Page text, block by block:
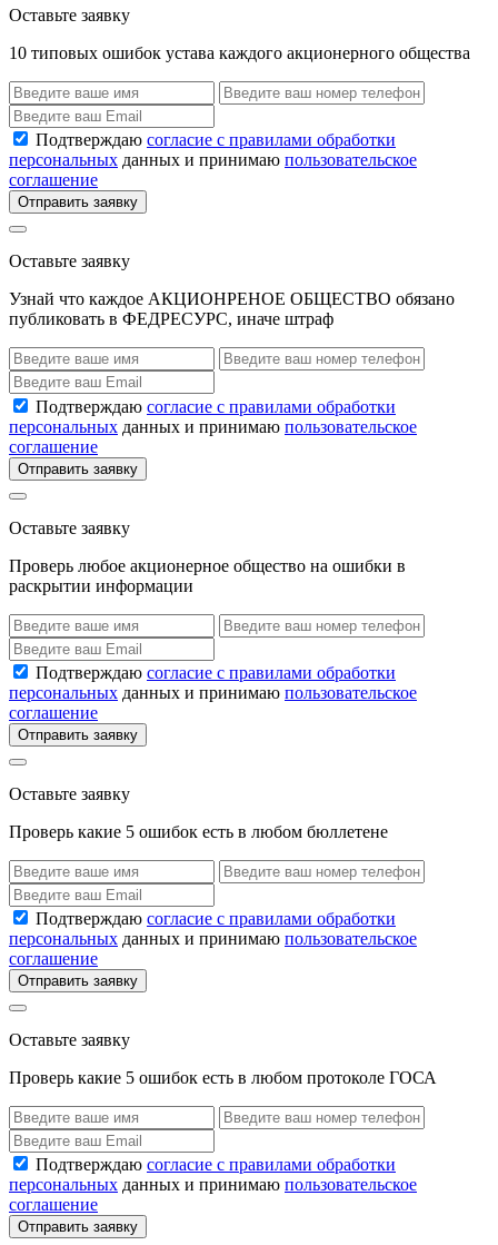
Оставьте заявку
10 типовых ошибок устава каждого акционерного общества
Подтверждаю согласие с правилами обработки
персональных данных и принимаю пользовательское
соглашение
Отправить заявку
Оставьте заявку
Узнай что каждое АКЦИОНРЕНОЕ ОБЩЕСТВО обязано
публиковать в ФЕДРЕСУРС, иначе штраф
Подтверждаю согласие с правилами обработки
персональных данных и принимаю пользовательское
соглашение
Отправить заявку
Оставьте заявку
Проверь любое акционерное общество на ошибки в
раскрытии информации
Подтверждаю согласие с правилами обработки
персональных данных и принимаю пользовательское
соглашение
Отправить заявку
Оставьте заявку
Проверь какие 5 ошибок есть в любом бюллетене
Подтверждаю согласие с правилами обработки
персональных данных и принимаю пользовательское
соглашение
Отправить заявку
Оставьте заявку
Проверь какие 5 ошибок есть в любом протоколе ГОСА
Подтверждаю согласие с правилами обработки
персональных данных и принимаю пользовательское
соглашение
Отправить заявку